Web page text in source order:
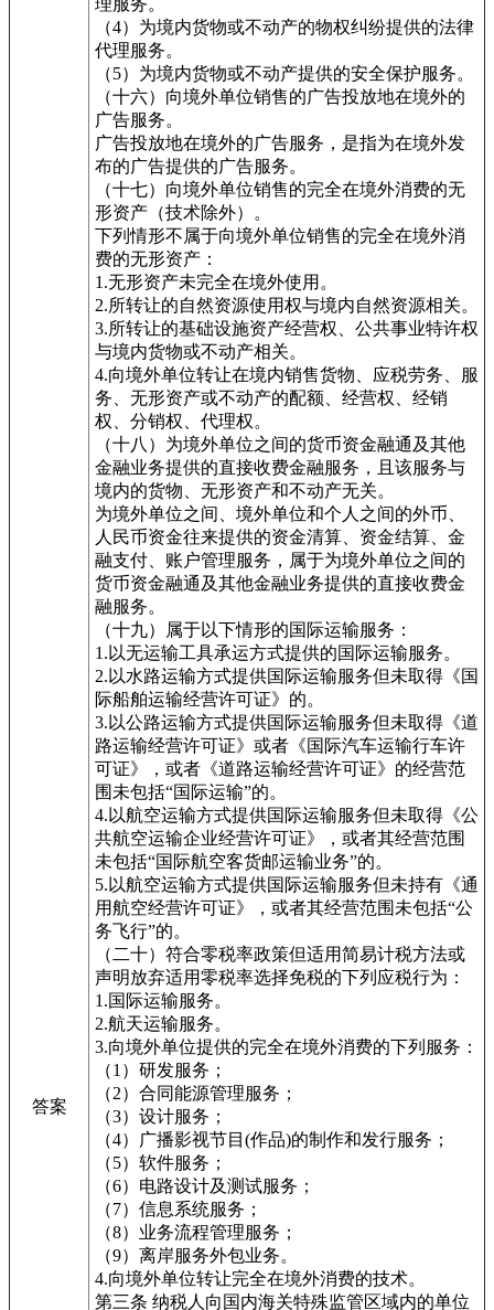
答案
理服务。
（4）为境内货物或不动产的物权纠纷提供的法律
代理服务。
（5）为境内货物或不动产提供的安全保护服务。
（十六）向境外单位销售的广告投放地在境外的
广告服务。
广告投放地在境外的广告服务，是指为在境外发
布的广告提供的广告服务。
（十七）向境外单位销售的完全在境外消费的无
形资产（技术除外）。
下列情形不属于向境外单位销售的完全在境外消
费的无形资产：
1.无形资产未完全在境外使用。
2.所转让的自然资源使用权与境内自然资源相关。
3.所转让的基础设施资产经营权、公共事业特许权
与境内货物或不动产相关。
4.向境外单位转让在境内销售货物、应税劳务、服
务、无形资产或不动产的配额、经营权、经销
权、分销权、代理权。
（十八）为境外单位之间的货币资金融通及其他
金融业务提供的直接收费金融服务，且该服务与
境内的货物、无形资产和不动产无关。
为境外单位之间、境外单位和个人之间的外币、
人民币资金往来提供的资金清算、资金结算、金
融支付、账户管理服务，属于为境外单位之间的
货币资金融通及其他金融业务提供的直接收费金
融服务。
（十九）属于以下情形的国际运输服务：
1.以无运输工具承运方式提供的国际运输服务。
2.以水路运输方式提供国际运输服务但未取得《国
际船舶运输经营许可证》的。
3.以公路运输方式提供国际运输服务但未取得《道
路运输经营许可证》或者《国际汽车运输行车许
可证》，或者《道路运输经营许可证》的经营范
围未包括“国际运输”的。
4.以航空运输方式提供国际运输服务但未取得《公
共航空运输企业经营许可证》，或者其经营范围
未包括“国际航空客货邮运输业务”的。
5.以航空运输方式提供国际运输服务但未持有《通
用航空经营许可证》，或者其经营范围未包括“公
务飞行”的。
（二十）符合零税率政策但适用简易计税方法或
声明放弃适用零税率选择免税的下列应税行为：
1.国际运输服务。
2.航天运输服务。
3.向境外单位提供的完全在境外消费的下列服务：
（1）研发服务；
（2）合同能源管理服务；
（3）设计服务；
（4）广播影视节目(作品)的制作和发行服务；
（5）软件服务；
（6）电路设计及测试服务；
（7）信息系统服务；
（8）业务流程管理服务；
（9）离岸服务外包业务。
4.向境外单位转让完全在境外消费的技术。
第三条 纳税人向国内海关特殊监管区域内的单位